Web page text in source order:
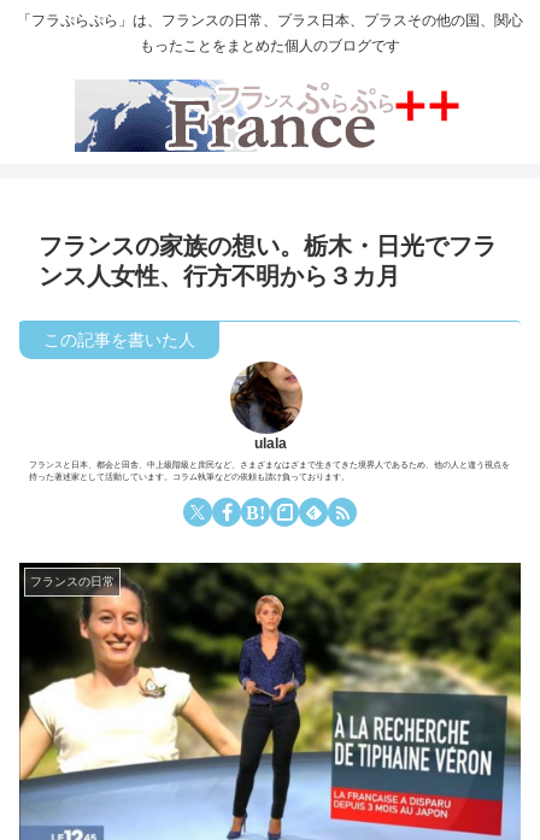
「フラぷらぷら」は、フランスの日常、プラス日本、プラスその他の国、関心
もったことをまとめた個人のブログです
フランスの家族の想い。栃木・日光でフラ
ンス人女性、行方不明から３カ月
ulala
フランスと日本、都会と田舎、中上級階級と庶民など、さまざまなはざまで生きてきた境界人であるため、他の人と違う視点を
持った著述家として活動しています。コラム執筆などの依頼も請け負っております。
フランスの日常